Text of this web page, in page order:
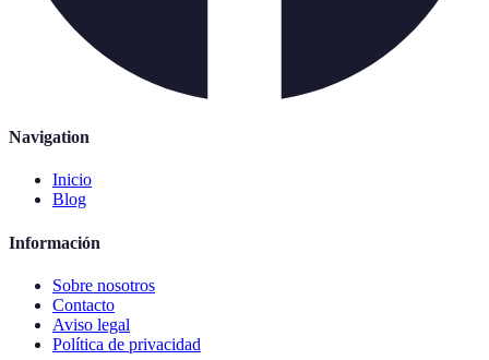
Navigation
Inicio
Blog
Información
Sobre nosotros
Contacto
Aviso legal
Política de privacidad